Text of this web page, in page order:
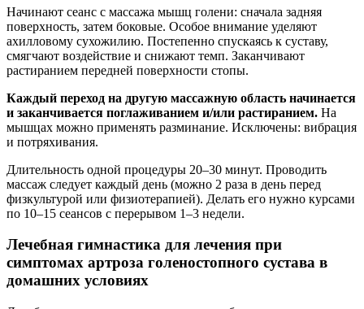
Начинают сеанс с массажа мышц голени: сначала задняя
поверхность, затем боковые. Особое внимание уделяют
ахилловому сухожилию. Постепенно спускаясь к суставу,
смягчают воздействие и снижают темп. Заканчивают
растиранием передней поверхности стопы.
Каждый переход на другую массажную область начинается
и заканчивается поглаживанием и/или растиранием. На
мышцах можно применять разминание. Исключены: вибрация
и потряхивания.
Длительность одной процедуры 20–30 минут. Проводить
массаж следует каждый день (можно 2 раза в день перед
физкультурой или физиотерапией). Делать его нужно курсами
по 10–15 сеансов с перерывом 1–3 недели.
Лечебная гимнастика для лечения при
симптомах артроза голеностопного сустава в
домашних условиях